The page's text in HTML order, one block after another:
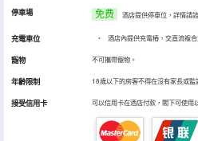
停車場 免费 酒店提供停車位，詳情請
充電車位 • 酒店內提供充電樁，交直流複合
寵物 不可攜帶寵物。
年齡限制 18歲以下的房客不得在沒有家長或監
接受信用卡 可以信用卡在酒店付款，閣下可使用